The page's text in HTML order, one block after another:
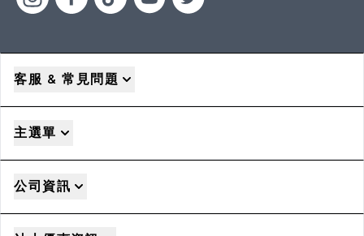
客服 & 常見問題
主選單
公司資訊